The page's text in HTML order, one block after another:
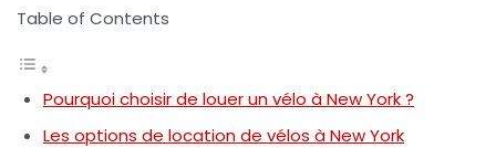
Table of Contents
Pourquoi choisir de louer un vélo à New York ?
Les options de location de vélos à New York